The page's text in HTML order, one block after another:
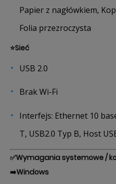
Papier z nagłówkiem,
Folia przezroczysta
⭐Sieć
USB 2.0
Brak Wi-Fi
Interfejs: Ethernet 10
T, USB2.0 Typ B, Host
✅Wymagania systemowe /
➡️Windows